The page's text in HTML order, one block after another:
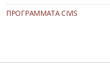
ΠΡΟΓΡΑΜΜΑΤΑ CIVIS